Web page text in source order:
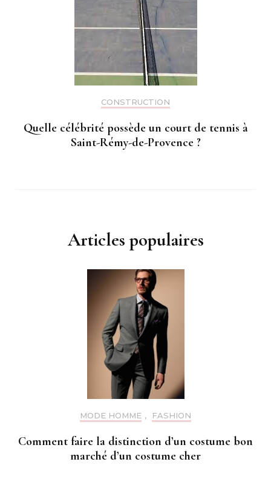
CONSTRUCTION
Quelle célébrité possède un court de tennis à
Saint-Rémy-de-Provence ?
Articles populaires
MODE HOMME , FASHION
Comment faire la distinction d’un costume bon
marché d’un costume cher